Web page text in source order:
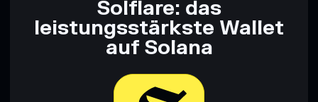
Solflare: das
leistungsstärkste Wallet
auf Solana